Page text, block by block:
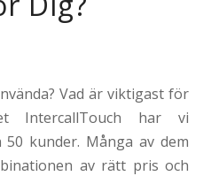
Vad är viktigast för
IntercallTouch har vi
kunder. Många av dem
av rätt pris och